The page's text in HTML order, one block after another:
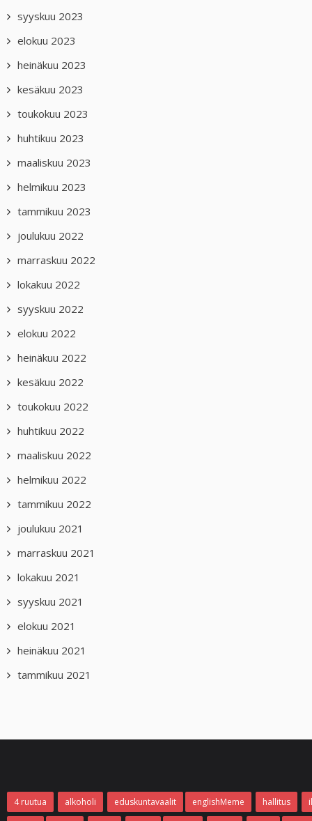
syyskuu 2023
elokuu 2023
heinäkuu 2023
kesäkuu 2023
toukokuu 2023
huhtikuu 2023
maaliskuu 2023
helmikuu 2023
tammikuu 2023
joulukuu 2022
marraskuu 2022
lokakuu 2022
syyskuu 2022
elokuu 2022
heinäkuu 2022
kesäkuu 2022
toukokuu 2022
huhtikuu 2022
maaliskuu 2022
helmikuu 2022
tammikuu 2022
joulukuu 2021
marraskuu 2021
lokakuu 2021
syyskuu 2021
elokuu 2021
heinäkuu 2021
tammikuu 2021
4 ruutua alkoholi eduskuntavaalit englishMeme hallitus